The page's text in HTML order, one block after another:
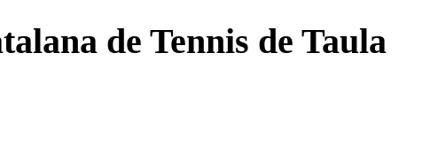
de Tennis de Taula